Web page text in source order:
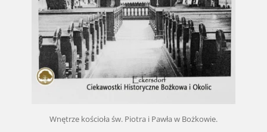
Wnętrze kościoła św. Piotra i Pawła w Bożkowie.